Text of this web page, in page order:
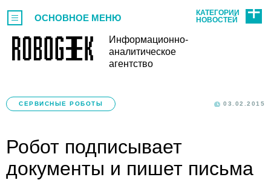
Информационно-
аналитическое
агентство
ОСНОВНОЕ МЕНЮ
КАТЕГОРИИ
НОВОСТЕЙ
СЕРВИСНЫЕ РОБОТЫ 03.02.2015
Робот подписывает
документы и пишет письма